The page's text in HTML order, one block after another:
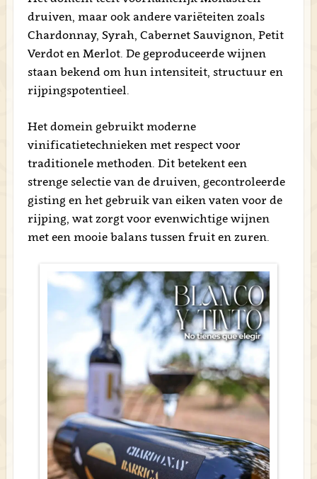
druiven, maar ook andere variëteiten zoals
Chardonnay, Syrah, Cabernet Sauvignon, Petit
Verdot en Merlot. De geproduceerde wijnen
staan bekend om hun intensiteit, structuur en
rijpingspotentieel.
Het domein gebruikt moderne
vinificatietechnieken met respect voor
traditionele methoden. Dit betekent een
strenge selectie van de druiven, gecontroleerde
gisting en het gebruik van eiken vaten voor de
rijping, wat zorgt voor evenwichtige wijnen
met een mooie balans tussen fruit en zuren.